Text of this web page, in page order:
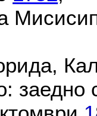
заедно